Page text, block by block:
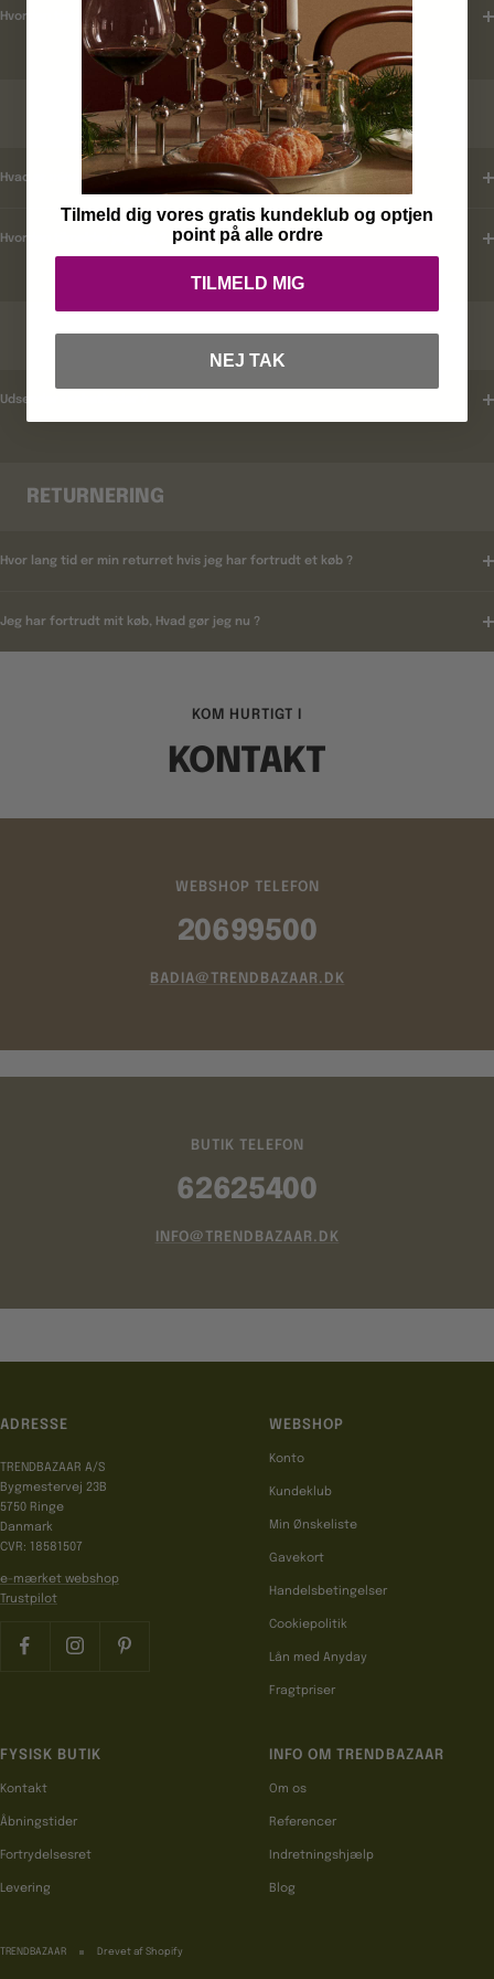
Hvordan tjekker jeg leveringstid ?
KUNDEKLUB
Hvad er mine fordele ?
Hvordan tilmelder jeg mig ?
RABATKODER
Udsender i rabatkoder ?
RETURNERING
Hvor lang tid er min returret hvis jeg har fortrudt et køb ?
Jeg har fortrudt mit køb, Hvad gør jeg nu ?
KOM HURTIGT I
KONTAKT
WEBSHOP TELEFON
20699500
BADIA@TRENDBAZAAR.DK
BUTIK TELEFON
62625400
INFO@TRENDBAZAAR.DK
ADRESSE
TRENDBAZAAR A/S
Bygmestervej 23B
5750 Ringe
Danmark
CVR: 18581507
e-mærket webshop
Trustpilot
WEBSHOP
Konto
Kundeklub
Min Ønskeliste
Gavekort
Handelsbetingelser
Cookiepolitik
Lån med Anyday
Fragtpriser
FYSISK BUTIK
Kontakt
Åbningstider
Fortrydelsesret
Levering
INFO OM TRENDBAZAAR
Om os
Referencer
Indretningshjælp
Blog
TRENDBAZAAR Drevet af Shopify
Tilmeld dig vores gratis kundeklub og optjen
point på alle ordre
TILMELD MIG
NEJ TAK